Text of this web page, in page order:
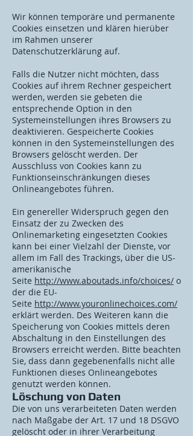
Wir können temporäre und permanente
Cookies einsetzen und klären hierüber
im Rahmen unserer
Datenschutzerklärung auf.
Falls die Nutzer nicht möchten, dass
Cookies auf ihrem Rechner gespeichert
werden, werden sie gebeten die
entsprechende Option in den
Systemeinstellungen ihres Browsers zu
deaktivieren. Gespeicherte Cookies
können in den Systemeinstellungen des
Browsers gelöscht werden. Der
Ausschluss von Cookies kann zu
Funktionseinschränkungen dieses
Onlineangebotes führen.
Ein genereller Widerspruch gegen den
Einsatz der zu Zwecken des
Onlinemarketing eingesetzten Cookies
kann bei einer Vielzahl der Dienste, vor
allem im Fall des Trackings, über die US-
amerikanische
Seite http://www.aboutads.info/choices/ o
der die EU-
Seite http://www.youronlinechoices.com/
erklärt werden. Des Weiteren kann die
Speicherung von Cookies mittels deren
Abschaltung in den Einstellungen des
Browsers erreicht werden. Bitte beachten
Sie, dass dann gegebenenfalls nicht alle
Funktionen dieses Onlineangebotes
genutzt werden können.
Löschung von Daten
Die von uns verarbeiteten Daten werden
nach Maßgabe der Art. 17 und 18 DSGVO
gelöscht oder in ihrer Verarbeitung